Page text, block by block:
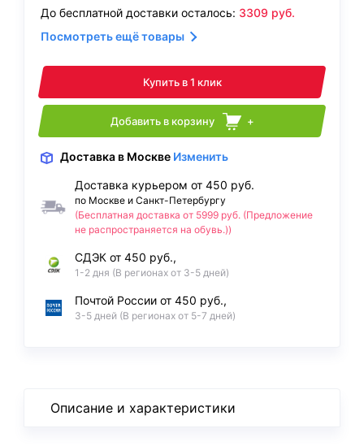
До бесплатной доставки осталось: 3309 руб.
Посмотреть ещё товары
Купить в 1 клик
Добавить в корзину +
Доставка в Москве Изменить
Доставка курьером от 450 руб.
по Москве и Санкт-Петербургу
(Бесплатная доставка от 5999 руб. (Предложение
не распространяется на обувь.))
СДЭК от 450 руб.,
1-2 дня (В регионах от 3-5 дней)
Почтой России от 450 руб.,
3-5 дней (В регионах от 5-7 дней)
Описание и характеристики